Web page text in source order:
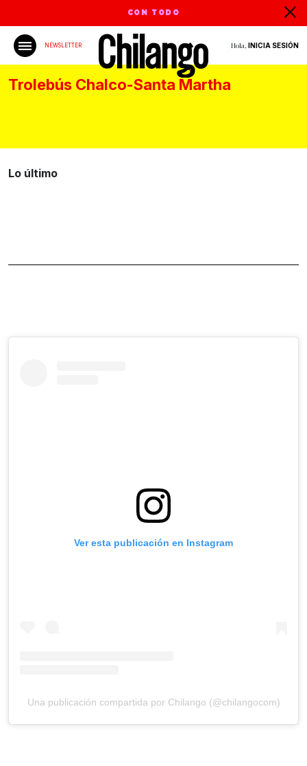
CON TODO
NEWSLETTER Hola, INICIA SESIÓN
Trolebús Chalco-Santa Martha
Lo último
Ver esta publicación en Instagram
Una publicación compartida por Chilango (@chilangocom)